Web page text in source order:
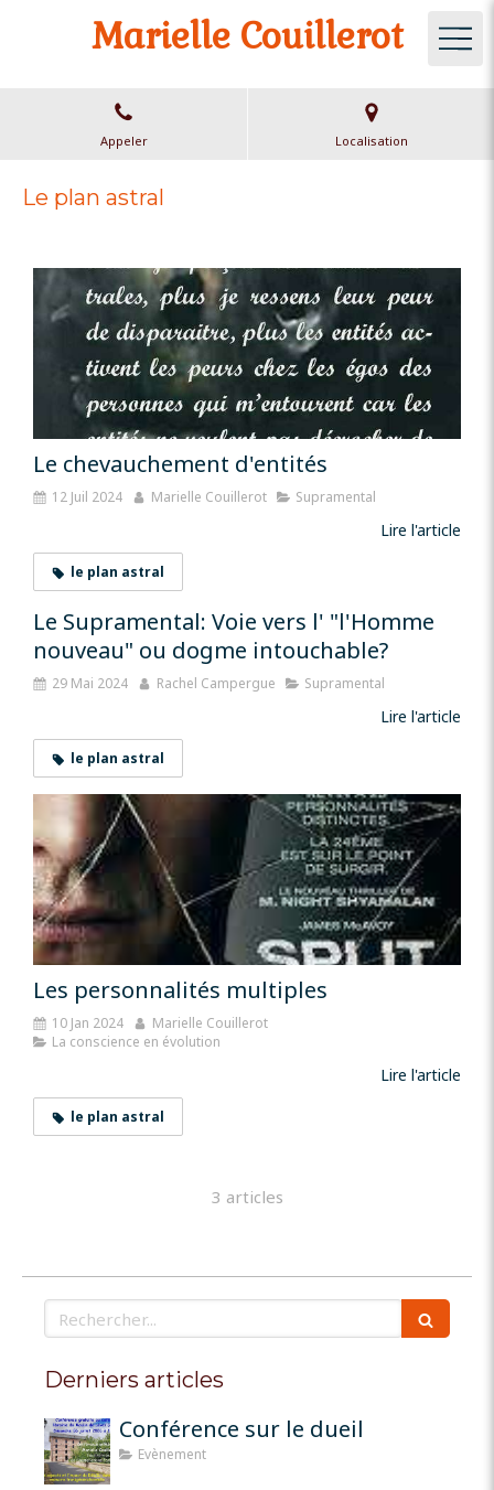
Marielle Couillerot
Appeler Localisation
Le plan astral
Le chevauchement d'entités
12 Juil 2024 Marielle Couillerot Supramental
Lire l'article
le plan astral
Le Supramental: Voie vers l' "l'Homme
nouveau" ou dogme intouchable?
29 Mai 2024 Rachel Campergue Supramental
Lire l'article
le plan astral
Les personnalités multiples
10 Jan 2024
Marielle Couillerot
La conscience en évolution
Lire l'article
le plan astral
3 articles
Rechercher
Derniers articles
Conférence sur le dueil
Evènement